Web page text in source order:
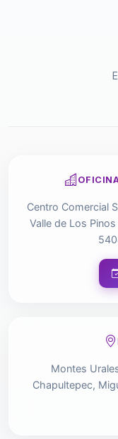
Centro Comercial
Valle de Los
Montes
Chapultepec,